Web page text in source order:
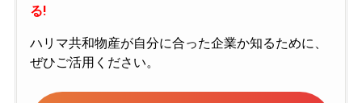
る!
ハリマ共和物産が自分に合った企業か知るために、
ぜひご活用ください。